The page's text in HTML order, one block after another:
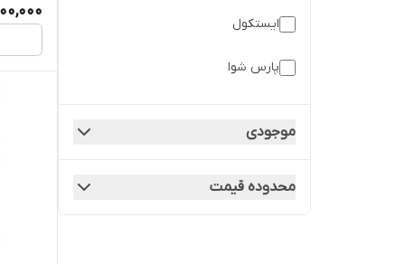
ایستکول
پارس شوا
فیلور
موجودی
محدوده قیمت